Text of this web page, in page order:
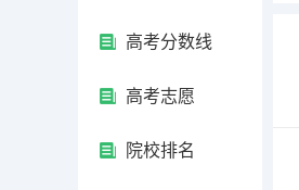
高考分数线
高考志愿
院校排名